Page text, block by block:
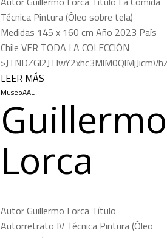
Técnica Pintura (Óleo sobre tela)
Medidas 145 x 160 cm Año 2023 País
Chile VER TODA LA COLECCIÓN
LEER MÁS
MuseoAAL
Guillermo
Lorca
Autor Guillermo Lorca Título
Autorretrato IV Técnica Pintura (Óleo